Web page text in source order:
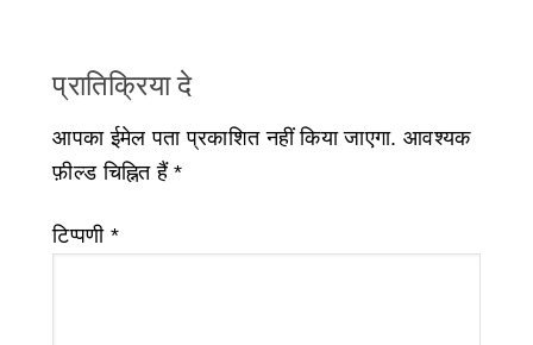
प्रातिक्रिया दे
आपका ईमेल पता प्रकाशित नहीं किया जाएगा. आवश्यक
फ़ील्ड चिह्नित हैं*
टिप्पणी *